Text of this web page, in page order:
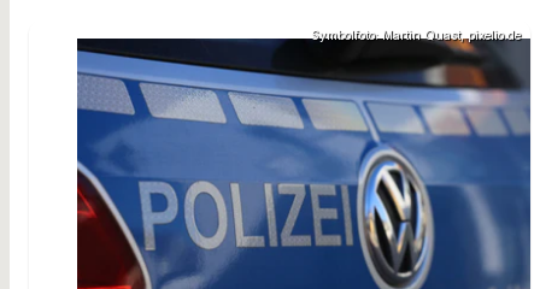
Symbolfoto: Martin Quast, pixelio.de